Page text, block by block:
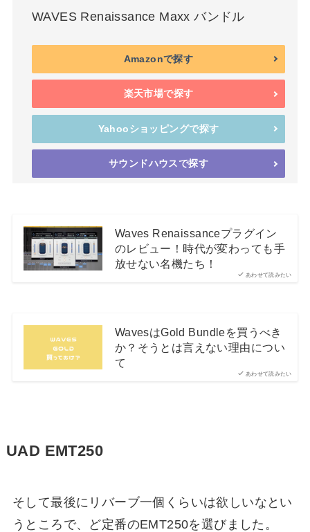
WAVES Renaissance Maxx バンドル
Amazonで探す
楽天市場で探す
Yahooショッピングで探す
サウンドハウスで探す
あわせて読みたい
Waves Renaissanceプラグイン
のレビュー！時代が変わっても手
放せない名機たち！
あわせて読みたい
WavesはGold Bundleを買うべき
か？そうとは言えない理由につい
て
UAD EMT250
そして最後にリバーブ一個くらいは欲しいなとい
うところで、ど定番のEMT250を選びました。